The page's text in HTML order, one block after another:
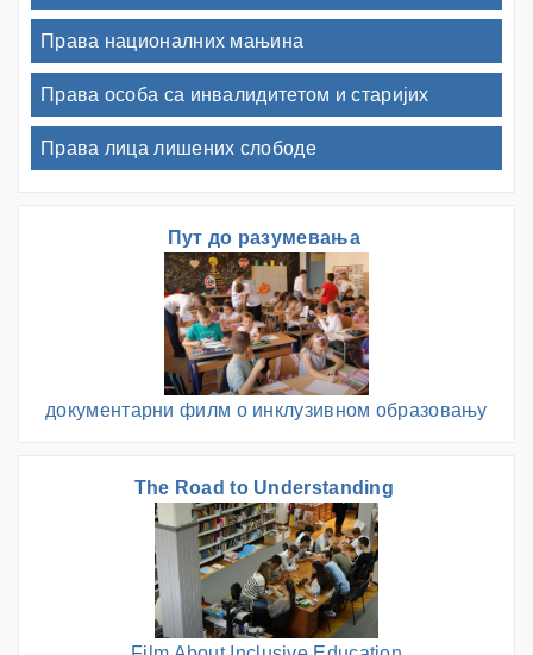
Права националних мањина
Права особа са инвалидитетом и старијих
Права лица лишених слободе
Пут до разумевања
документарни филм о инклузивном образовању
The Road to Understanding